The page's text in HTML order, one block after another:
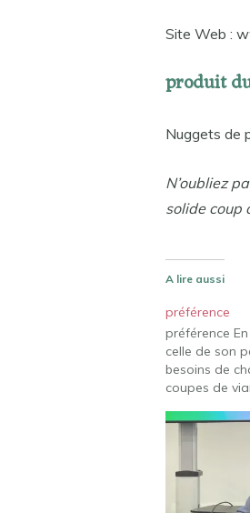
Site Web :
produit
Nuggets de
N’oubliez
solide coup
A lire aussi
préférence
préférence
celle de son
besoins de
coupes de